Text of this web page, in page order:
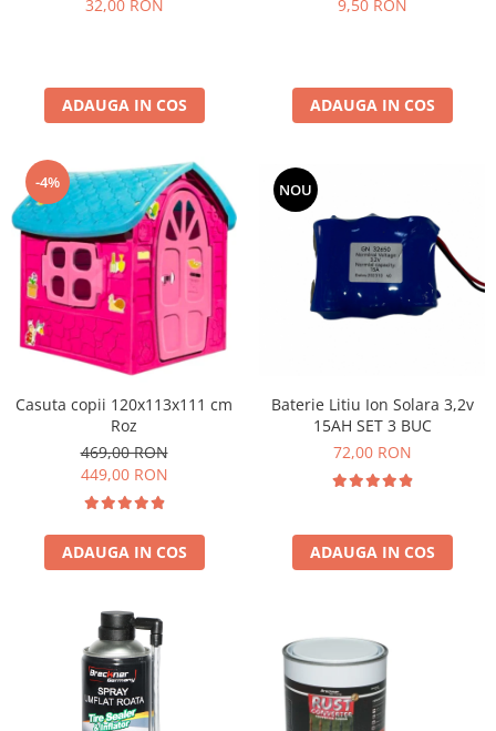
32,00 RON
ADAUGA IN COS
9,50 RON
ADAUGA IN COS
-4%
Casuta copii 120x113x111 cm
Roz
469,00 RON
449,00 RON
ADAUGA IN COS
NOU
Baterie Litiu Ion Solara 3,2v
15AH SET 3 BUC
72,00 RON
ADAUGA IN COS